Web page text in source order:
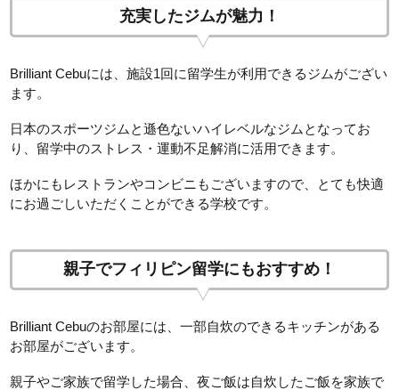
充実したジムが魅力！
Brilliant Cebuには、施設1回に留学生が利用できるジムがござい
ます。
日本のスポーツジムと遜色ないハイレベルなジムとなってお
り、留学中のストレス・運動不足解消に活用できます。
ほかにもレストランやコンビニもございますので、とても快適
にお過ごしいただくことができる学校です。
親子でフィリピン留学にもおすすめ！
Brilliant Cebuのお部屋には、一部自炊のできるキッチンがある
お部屋がございます。
親子やご家族で留学した場合、夜ご飯は自炊したご飯を家族で